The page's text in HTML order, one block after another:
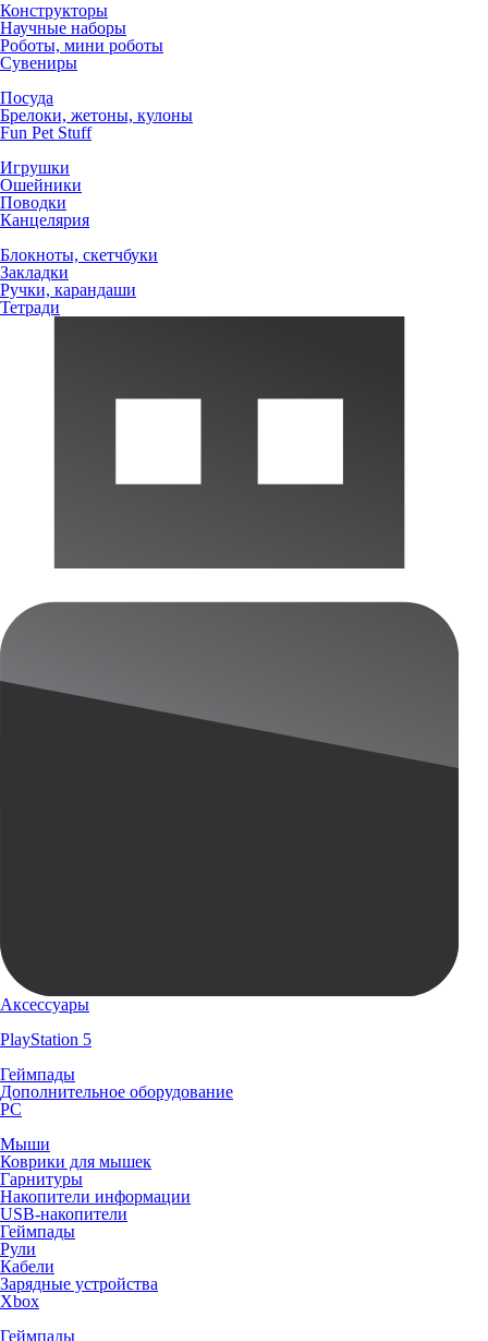
Конструкторы
Научные наборы
Роботы, мини роботы
Сувениры
Посуда
Брелоки, жетоны, кулоны
Fun Pet Stuff
Игрушки
Ошейники
Поводки
Канцелярия
Блокноты, скетчбуки
Закладки
Ручки, карандаши
Тетради
Аксессуары
PlayStation 5
Геймпады
Дополнительное оборудование
PC
Мыши
Коврики для мышек
Гарнитуры
Накопители информации
USB-накопители
Геймпады
Рули
Кабели
Зарядные устройства
Xbox
Геймпады